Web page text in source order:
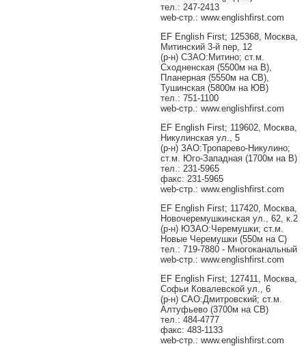
тел.: 247-2413
web-стр.: www.englishfirst.com
EF English First; 125368, Москва,
Митинский 3-й пер, 12
(р-н) СЗАО:Митино; ст.м.
Сходненская (5500м на В),
Планерная (5550м на СВ),
Тушинская (5800м на ЮВ)
тел.: 751-1100
web-стр.: www.englishfirst.com
EF English First; 119602, Москва,
Никулинская ул., 5
(р-н) ЗАО:Тропарево-Никулино;
ст.м. Юго-Западная (1700м на В)
тел.: 231-5965
факс: 231-5965
web-стр.: www.englishfirst.com
EF English First; 117420, Москва,
Новочеремушкинская ул., 62, к.2
(р-н) ЮЗАО:Черемушки; ст.м.
Новые Черемушки (550м на С)
тел.: 719-7880 - Многоканальный
web-стр.: www.englishfirst.com
EF English First; 127411, Москва,
Софьи Ковалевской ул., 6
(р-н) САО:Дмитровский; ст.м.
Алтуфьево (3700м на СВ)
тел.: 484-4777
факс: 483-1133
web-стр.: www.englishfirst.com